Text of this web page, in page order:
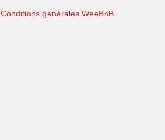
Conditions générales WeeBnB.